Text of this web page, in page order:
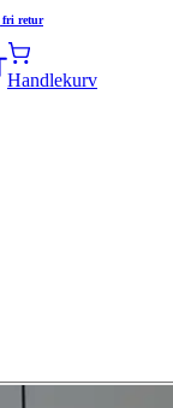
fri retur
Handlekurv